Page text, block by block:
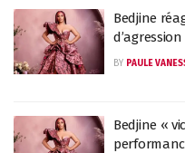
Bedjine
d’agression
BY PAULE
Bedjine «